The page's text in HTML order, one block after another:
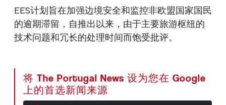
EES计划旨在加强边境安全和监控非欧盟国家国民
的逾期滞留，自推出以来，由于主要旅游枢纽的
技术问题和冗长的处理时间而饱受批评。
将 The Portugal News 设为您在 Google
上的首选新闻来源